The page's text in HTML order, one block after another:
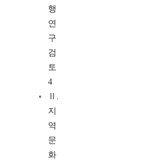
행
연
구
검
토
4
Ⅱ.
지
역
문
화